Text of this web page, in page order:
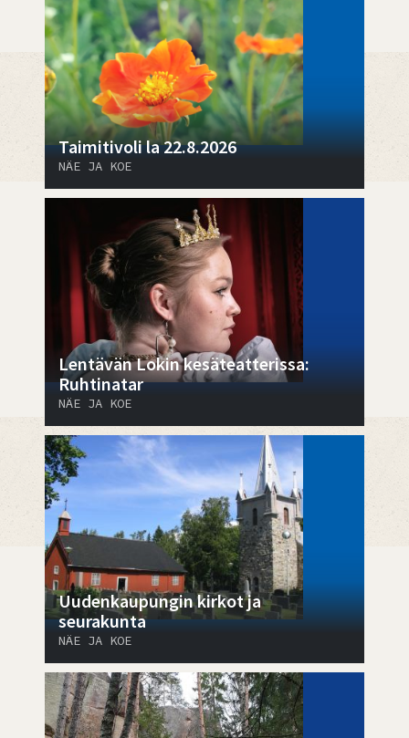
Taimitivoli la 22.8.2026
NÄE JA KOE
Lentävän Lokin kesäteatterissa:
Ruhtinatar
NÄE JA KOE
Uudenkaupungin kirkot ja
seurakunta
NÄE JA KOE